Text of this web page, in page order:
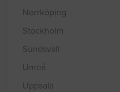
Norrköping
Stockholm
Sundsvall
Umeå
Uppsala